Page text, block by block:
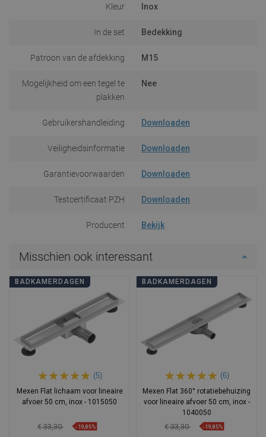
Kleur Inox
In de set Bedekking
Patroon van de afdekking M15
Mogelijkheid om een tegel te
plakken
Nee
Gebruikershandleiding Downloaden
Veiligheidsinformatie Downloaden
Garantievoorwaarden Downloaden
Testcertificaat PZH Downloaden
Producent Bekijk
Misschien ook interessant
BADKAMERDAGEN
(5)
Mexen Flat lichaam voor lineaire
afvoer 50 cm, inox - 1015050
€ 33,30 -19,85%
BADKAMERDAGEN
(6)
Mexen Flat 360° rotatiebehuizing
voor lineaire afvoer 50 cm, inox -
1040050
€ 33,30 -19,85%